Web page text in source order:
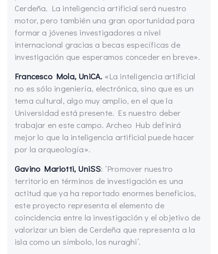
Cerdeña. La inteligencia artificial será nuestro
motor, pero también una gran oportunidad para
formar a jóvenes investigadores a nivel
internacional gracias a becas específicas de
investigación que esperamos conceder en breve».
Francesco Mola, UniCA. «La inteligencia artificial
no es sólo ingeniería, electrónica, sino que es un
tema cultural, algo muy amplio, en el que la
Universidad está presente. Es nuestro deber
trabajar en este campo. Archeo Hub definirá
mejor lo que la inteligencia artificial puede hacer
por la arqueología».
Gavino Mariotti, UniSS: ‘Promover nuestro
territorio en términos de investigación es una
actitud que ya ha reportado enormes beneficios,
este proyecto representa el elemento de
coincidencia entre la investigación y el objetivo de
valorizar un bien de Cerdeña que representa a la
isla como un símbolo, los nuraghi’.